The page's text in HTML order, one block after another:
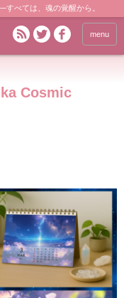
べては、魂の覚醒から。
menu
Cosmic